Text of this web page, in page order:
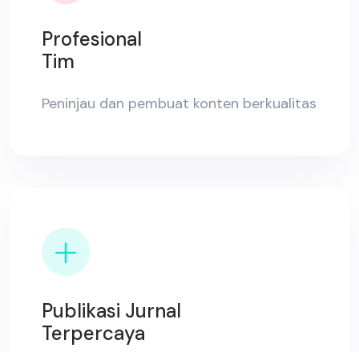
Profesional
Tim
Peninjau dan pembuat konten berkualitas
Publikasi Jurnal
Terpercaya